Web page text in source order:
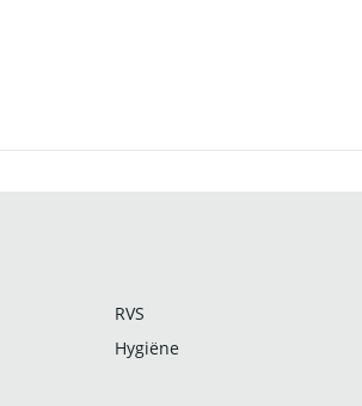
RVS
Hygiëne